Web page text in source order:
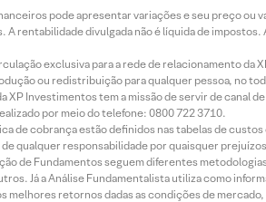
pode apresentar variações e seu preço ou
rentabilidade divulgada não é líquida de
exclusiva para a rede de relacionamento
ou redistribuição para qualquer pessoa, no
XP Investimentos tem a missão de servir de canal
por meio do telefone: 0800 722 3710.
de cobrança estão definidos nas tabelas de
qualquer responsabilidade por quaisquer
de Fundamentos seguem diferentes
Já a Análise Fundamentalista utiliza como
melhores retornos dadas as condições de